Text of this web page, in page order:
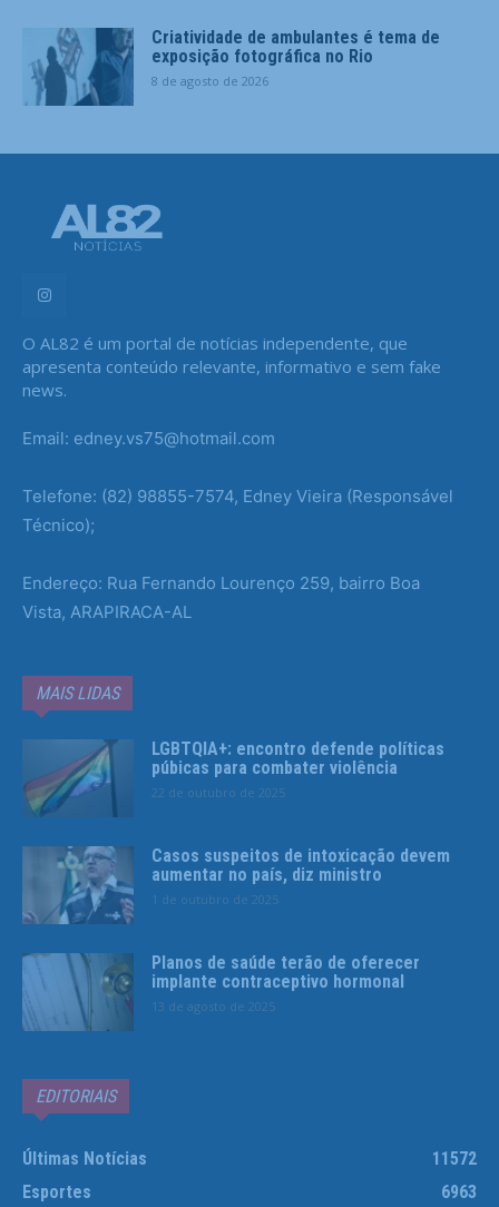
Criatividade de ambulantes é tema de
exposição fotográfica no Rio
8 de agosto de 2026
O AL82 é um portal de notícias independente, que
apresenta conteúdo relevante, informativo e sem fake
news.
Email: edney.vs75@hotmail.com
Telefone: (82) 98855-7574, Edney Vieira (Responsável
Técnico);
Endereço: Rua Fernando Lourenço 259, bairro Boa
Vista, ARAPIRACA-AL
MAIS LIDAS
LGBTQIA+: encontro defende políticas
púbicas para combater violência
22 de outubro de 2025
Casos suspeitos de intoxicação devem
aumentar no país, diz ministro
1 de outubro de 2025
Planos de saúde terão de oferecer
implante contraceptivo hormonal
13 de agosto de 2025
EDITORIAIS
Últimas Notícias
11572
Esportes
6963